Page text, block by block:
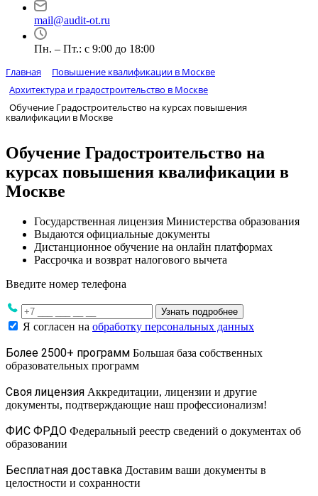
mail@audit-ot.ru
Пн. – Пт.: с 9:00 до 18:00
Главная
Повышение квалификации в Москве
Архитектура и градостроительство в Москве
Обучение Градостроительство на курсах повышения
квалификации в Москве
Обучение Градостроительство на
курсах повышения квалификации в
Москве
Государственная лицензия Министерства образования
Выдаются официальные документы
Дистанционное обучение на онлайн платформах
Рассрочка и возврат налогового вычета
Введите номер телефона
Узнать подробнее
Я согласен на обработку персональных данных
Более 2500+ программ Большая база собственных
образовательных программ
Своя лицензия Аккредитации, лицензии и другие
документы, подтверждающие наш профессионализм!
ФИС ФРДО Федеральный реестр сведений о документах об
образовании
Бесплатная доставка Доставим ваши документы в
целостности и сохранности